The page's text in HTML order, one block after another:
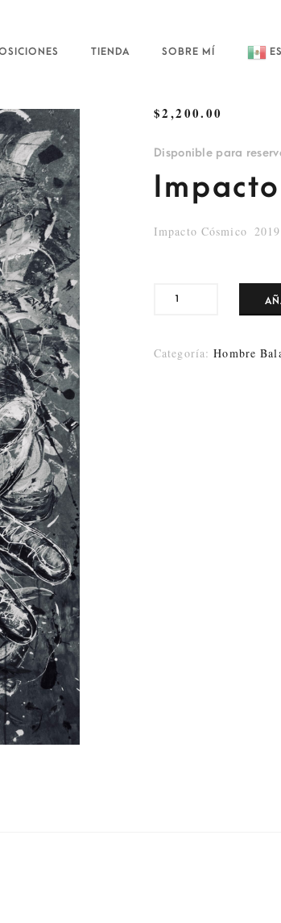
TIENDA SOBRE MÍ ES
$2,200.00
Impacto Cósmico 2019
Disponible para
Categoría:Hombre